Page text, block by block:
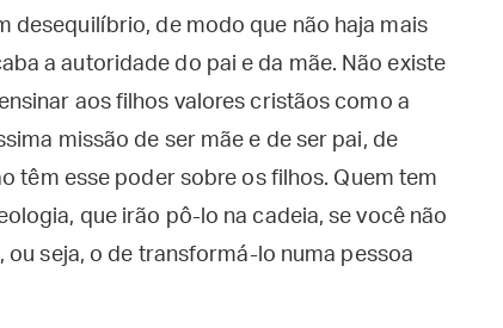
desequilíbrio, de modo que não haja mais
a autoridade do pai e da mãe. Não existe
aos filhos valores cristãos como a
missão de ser mãe e de ser pai, de
têm esse poder sobre os filhos. Quem tem
que irão pô-lo na cadeia, se você não
ou seja, o de transformá-lo numa pessoa